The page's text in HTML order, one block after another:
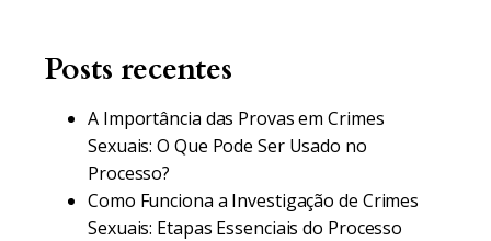
Posts recentes
A Importância das Provas em Crimes
Sexuais: O Que Pode Ser Usado no
Processo?
Como Funciona a Investigação de Crimes
Sexuais: Etapas Essenciais do Processo